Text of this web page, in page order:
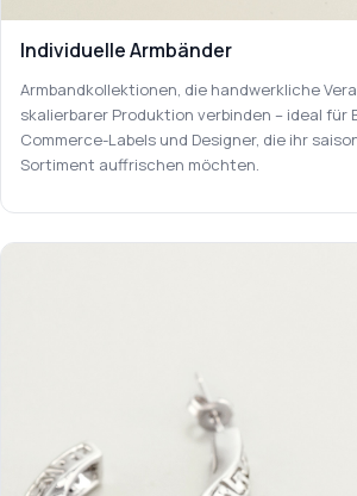
Individuelle Armbänder
Armbandkollektionen, die handwerkliche
skalierbarer Produktion verbinden – ideal für
Commerce-Labels und Designer, die ihr
Sortiment auffrischen möchten.